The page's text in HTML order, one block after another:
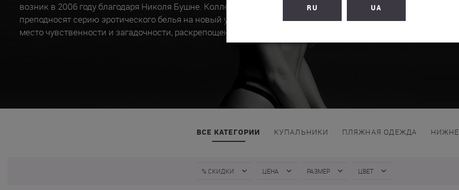
возник в 2006 году благодаря Николя Бушне. Коллекции MAISON CLOSE
преподносят серию эротического белья на новый уровень. Такой, где есть
место чувственности и загадочности, раскрепощенности и соблазну.
ВСЕ КАТЕГОРИИ КУПАЛЬНИКИ ПЛЯЖНАЯ ОДЕЖДА
% СКИДКИ ЦЕНА РАЗМЕР ЦВЕТ
RU UA